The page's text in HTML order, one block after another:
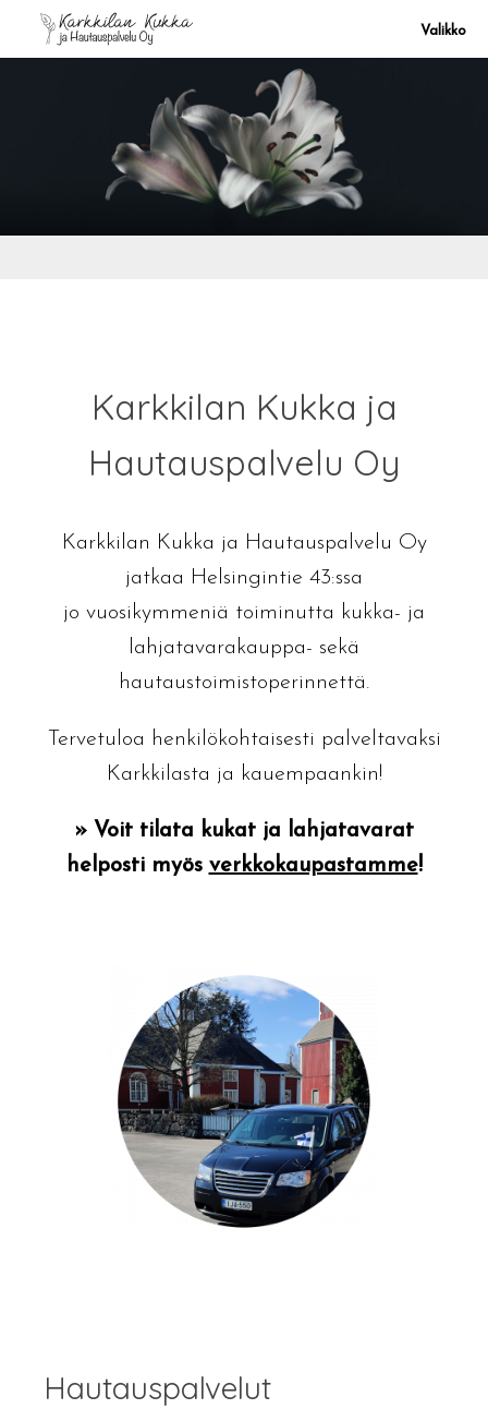
Valikko
Karkkilan Kukka ja
Hautauspalvelu Oy
Karkkilan Kukka ja Hautauspalvelu Oy
jatkaa Helsingintie 43:ssa
jo vuosikymmeniä toiminutta kukka- ja
lahjatavarakauppa- sekä
hautaustoimistoperinnettä.
Tervetuloa henkilökohtaisesti palveltavaksi
Karkkilasta ja kauempaankin!
» Voit tilata kukat ja lahjatavarat
helposti myös verkkokaupastamme!
Hautauspalvelut